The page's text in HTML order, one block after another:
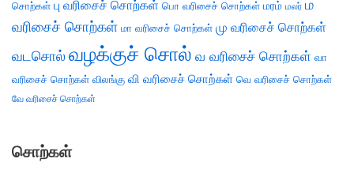
சொற்கள் பு வரிசைச் சொற்கள் பொ வரிசைச் சொற்கள் மரம் மலர் ம
வரிசைச் சொற்கள் மா வரிசைச் சொற்கள் மு வரிசைச் சொற்கள்
வடசொல் வழக்குச் சொல் வ வரிசைச் சொற்கள் வா
வரிசைச் சொற்கள் விலங்கு வி வரிசைச் சொற்கள் வெ வரிசைச் சொற்கள்
வே வரிசைச் சொற்கள்
சொற்கள்